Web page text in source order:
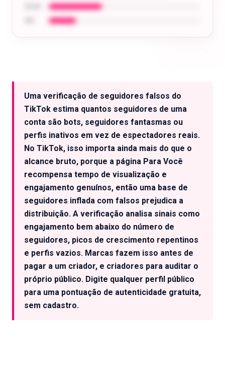
Testar grátis
Uma verificação de seguidores falsos do
TikTok estima quantos seguidores de uma
conta são bots, seguidores fantasmas ou
perfis inativos em vez de espectadores reais.
No TikTok, isso importa ainda mais do que o
alcance bruto, porque a página Para Você
recompensa tempo de visualização e
engajamento genuínos, então uma base de
seguidores inflada com falsos prejudica a
distribuição. A verificação analisa sinais como
engajamento bem abaixo do número de
seguidores, picos de crescimento repentinos
e perfis vazios. Marcas fazem isso antes de
pagar a um criador, e criadores para auditar o
próprio público. Digite qualquer perfil público
para uma pontuação de autenticidade gratuita,
sem cadastro.